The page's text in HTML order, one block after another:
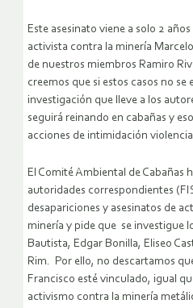
Este asesinato viene a solo 2
activista contra la minería
de nuestros miembros Ramiro
creemos que si estos casos no se
investigación que lleve a los
seguirá reinando en cabañas y
acciones de intimidación
El Comité Ambiental de Cabañas
autoridades correspondientes
desapariciones y asesinatos de
minería y pide que se investigue
Bautista, Edgar Bonilla, Eliseo
Rim. Por ello, no descartamos
Francisco esté vinculado, igual
activismo contra la minería